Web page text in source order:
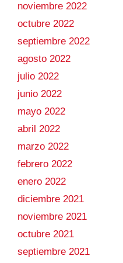
noviembre 2022
octubre 2022
septiembre 2022
agosto 2022
julio 2022
junio 2022
mayo 2022
abril 2022
marzo 2022
febrero 2022
enero 2022
diciembre 2021
noviembre 2021
octubre 2021
septiembre 2021